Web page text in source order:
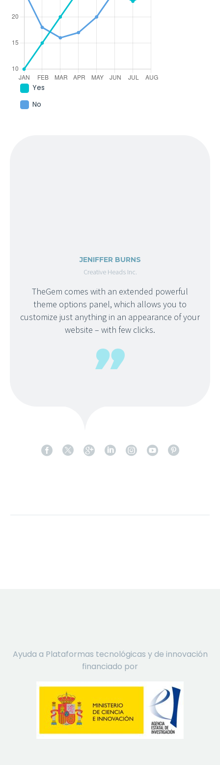
Yes
No
JENIFFER BURNS
Creative Heads Inc.
TheGem comes with an extended powerful
theme options panel, which allows you to
customize just anything in an appearance of your
website – with few clicks.
Ayuda a Plataformas tecnológicas y de innovación
financiado por